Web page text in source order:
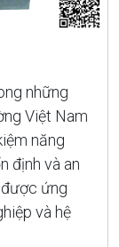
những
Việt Nam
năng
định và an
ứng
và hệ